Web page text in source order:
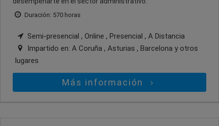
Duración: 570 horas
Semi-presencial , Online , Presencial , A Distancia
Impartido en: A Coruña , Asturias , Barcelona y otros
lugares
Más información